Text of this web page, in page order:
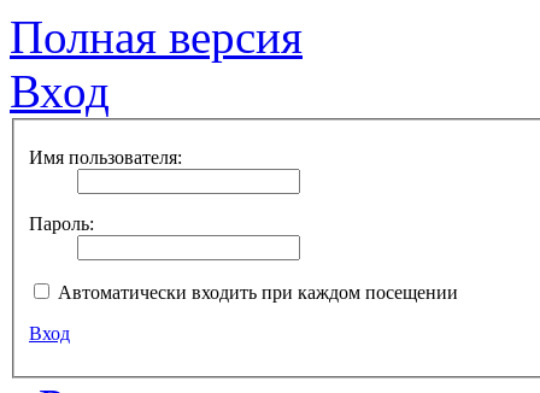
Полная версия
Вход
Имя пользователя:
Пароль:
Автоматически входить при каждом посещении
Вход